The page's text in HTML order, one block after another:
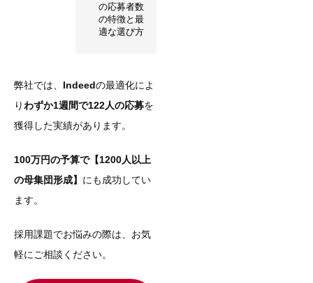
の応募者数
の特徴と最
適な選び方
弊社では、 Indeedの最適化によ
り わずか1週間で122人の応募を
獲得した実績があります。
100万円の予算で【1200人以上
の母集団形成】 にも成功してい
ます。
採用課題でお悩みの際は、お気
軽にご相談ください。